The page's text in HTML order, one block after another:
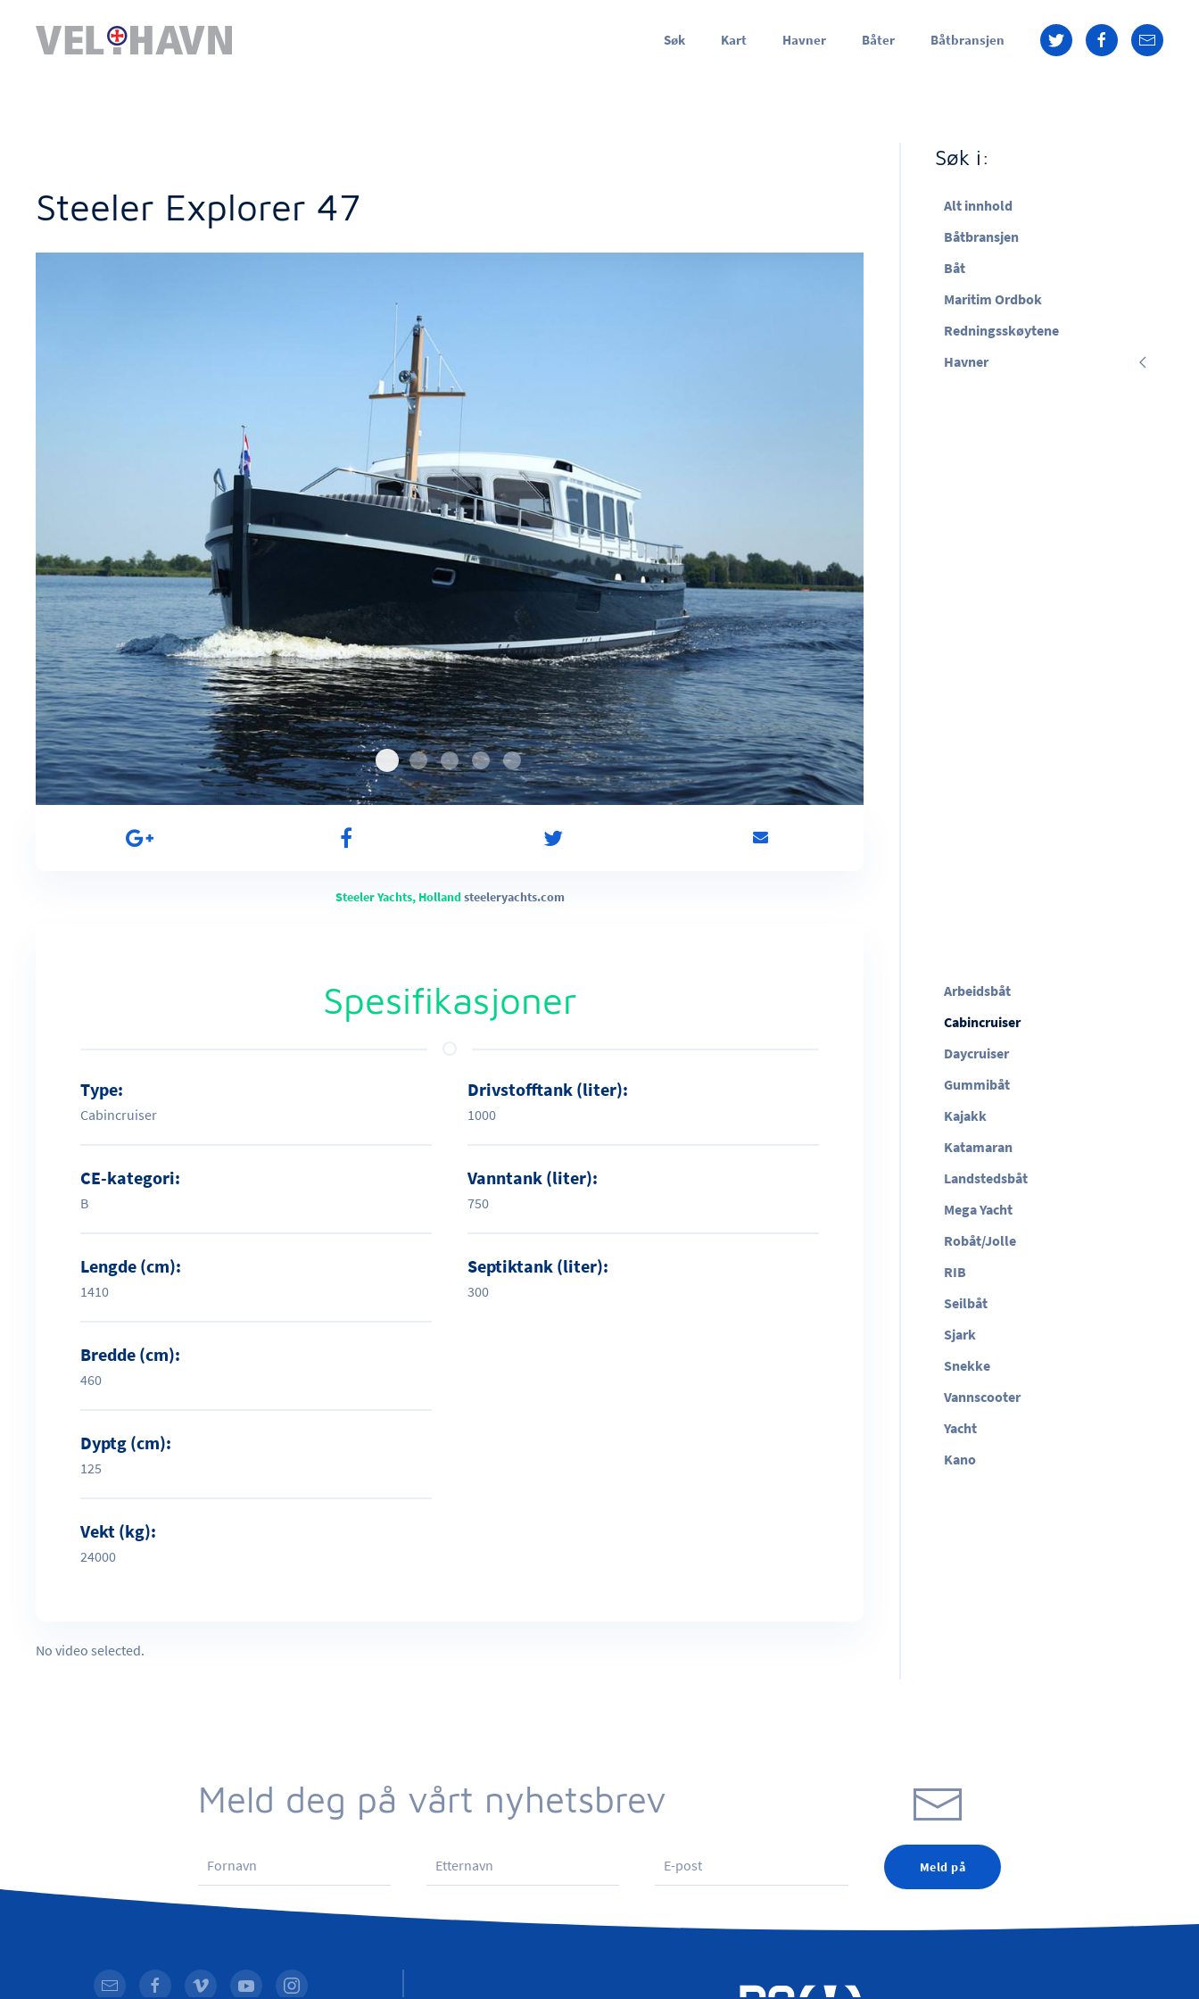
Søk Kart Havner Båter Båtbransjen
Steeler Explorer 47
Steeler Yachts, Hollandsteeleryachts.com
Spesifikasjoner
Type:
Cabincruiser
CE-kategori:
B
Lengde (cm):
1410
Bredde (cm):
460
Dyptg (cm):
125
Vekt (kg):
24000
Drivstofftank (liter):
1000
Vanntank (liter):
750
Septiktank (liter):
300
No video selected.
Søk i:
Alt innhold
Båtbransjen
Båt
Maritim Ordbok
Redningsskøytene
Havner
Arbeidsbåt
Cabincruiser
Daycruiser
Gummibåt
Kajakk
Katamaran
Landstedsbåt
Mega Yacht
Robåt/Jolle
RIB
Seilbåt
Sjark
Snekke
Vannscooter
Yacht
Kano
Meld deg på vårt nyhetsbrev
Meld på